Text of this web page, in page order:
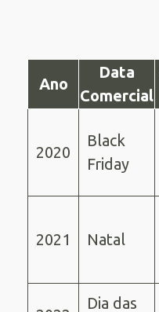
Ano
Data
Comercial
2020
Black
Friday
2021 Natal
Dia das